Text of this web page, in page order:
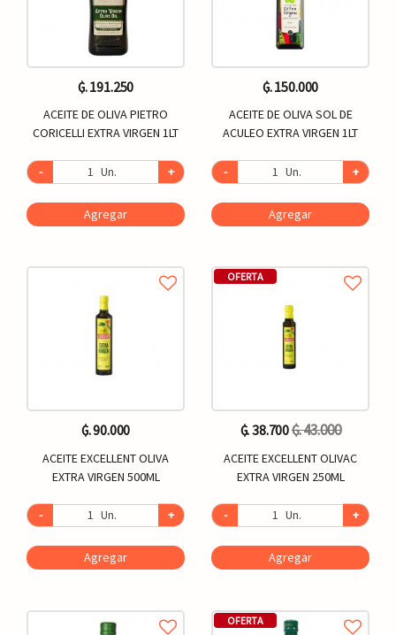
₲. 191.250
ACEITE DE OLIVA PIETRO
CORICELLI EXTRA VIRGEN 1LT
- Un. +
Agregar
₲. 150.000
ACEITE DE OLIVA SOL DE
ACULEO EXTRA VIRGEN 1LT
- Un. +
Agregar
₲. 90.000
ACEITE EXCELLENT OLIVA
EXTRA VIRGEN 500ML
- Un. +
Agregar
OFERTA
₲. 38.700₲. 43.000
ACEITE EXCELLENT OLIVAC
EXTRA VIRGEN 250ML
- Un. +
Agregar
OFERTA